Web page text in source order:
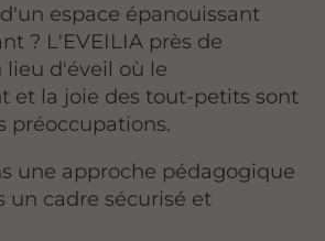
espace épanouissant
? L'EVEILIA près de
lieu d'éveil où le
et la joie des tout-petits sont
préoccupations.
une approche pédagogique
un cadre sécurisé et